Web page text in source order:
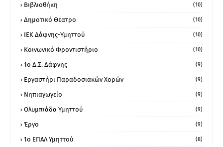
Βιβλιοθήκη (10)
Δημοτικό Θέατρο (10)
ΙΕΚ Δάφνης-Υμηττού (10)
Κοινωνικό Φροντιστήριο (10)
1ο Δ.Σ. Δάφνης (9)
Εργαστήρι Παραδοσιακών Χορών (9)
Νηπιαγωγείο (9)
Ολυμπιάδα Υμηττού (9)
Έργο (9)
1o ΕΠΑΛ Υμηττού (8)